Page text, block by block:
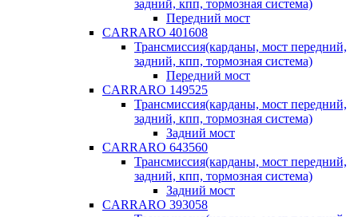
задний, кпп, тормозная система)
Передний мост
CARRARO 401608
Трансмиссия(карданы, мост передний,
задний, кпп, тормозная система)
Передний мост
CARRARO 149525
Трансмиссия(карданы, мост передний,
задний, кпп, тормозная система)
Задний мост
CARRARO 643560
Трансмиссия(карданы, мост передний,
задний, кпп, тормозная система)
Задний мост
CARRARO 393058